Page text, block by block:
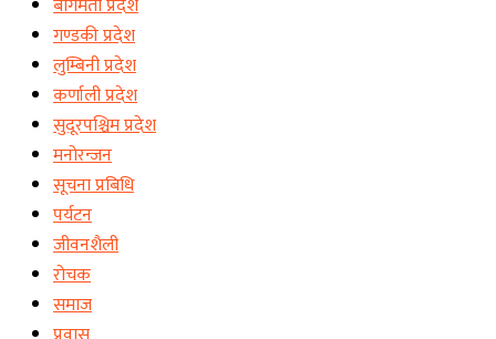
गण्डकी प्रदेश
लुम्बिनी प्रदेश
कर्णाली प्रदेश
सुदूरपश्चिम प्रदेश
मनोरन्जन
सूचना प्रबिधि
पर्यटन
जीवनशैली
रोचक
समाज